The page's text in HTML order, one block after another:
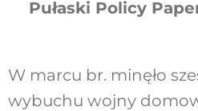
Pułaski Policy
W marcu br. minęło
wybuchu wojny